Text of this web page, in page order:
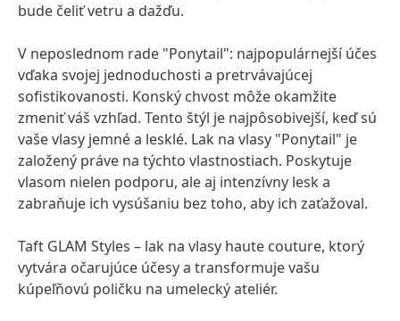
bude čeliť vetru a dažďu.
V neposlednom rade "Ponytail": najpopulárnejší účes
vďaka svojej jednoduchosti a pretrvávajúcej
sofistikovanosti. Konský chvost môže okamžite
zmeniť váš vzhľad. Tento štýl je najpôsobivejší, keď sú
vaše vlasy jemné a lesklé. Lak na vlasy "Ponytail" je
založený práve na týchto vlastnostiach. Poskytuje
vlasom nielen podporu, ale aj intenzívny lesk a
zabraňuje ich vysúšaniu bez toho, aby ich zaťažoval.
Taft GLAM Styles – lak na vlasy haute couture, ktorý
vytvára očarujúce účesy a transformuje vašu
kúpeľňovú poličku na umelecký ateliér.